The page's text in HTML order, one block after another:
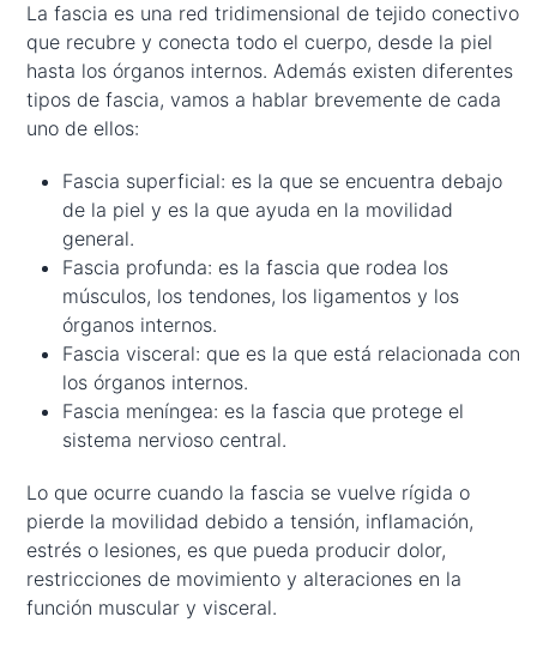
La fascia es una red tridimensional de tejido conectivo
que recubre y conecta todo el cuerpo, desde la piel
hasta los órganos internos. Además existen diferentes
tipos de fascia, vamos a hablar brevemente de cada
uno de ellos:
Fascia superficial: es la que se encuentra debajo
de la piel y es la que ayuda en la movilidad
general.
Fascia profunda: es la fascia que rodea los
músculos, los tendones, los ligamentos y los
órganos internos.
Fascia visceral: que es la que está relacionada con
los órganos internos.
Fascia meníngea: es la fascia que protege el
sistema nervioso central.
Lo que ocurre cuando la fascia se vuelve rígida o
pierde la movilidad debido a tensión, inflamación,
estrés o lesiones, es que pueda producir dolor,
restricciones de movimiento y alteraciones en la
función muscular y visceral.